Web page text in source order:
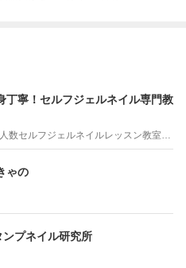
丁寧！セルフジェルネイル専門教
趣味で楽しく学ぶ♫少人数セルフジェルネイルレッスン教室・東京
ゃの
ンプネイル研究所